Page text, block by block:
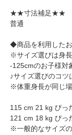
★★寸法補足★★
普通
◆商品を利用した
※サイズ選びは身
-125cmのお子様対
♪サイズ選びのコツ
※体重身長が同じ
115 cm 21 kg ぴっ
121 cm 18 kg ぴっ
※一般的なサイズ